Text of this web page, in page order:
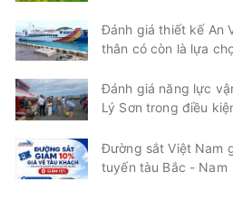
Đánh giá thiết kế An
thân có còn là lựa
Đánh giá năng lực
Lý Sơn trong điều
Đường sắt Việt Nam
tuyến tàu Bắc - Nam